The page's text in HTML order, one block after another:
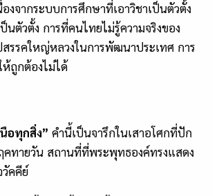
งจากระบบการศึกษาที่เอาวิชาเป็นตัวตั้ง
ป็นตัวตั้ง การที่คนไทยไม่รู้ความจริงของ
รรคใหญ่หลวงในการพัฒนาประเทศ การ
ห้ถูกต้องไม่ได้
อทุกสิ่ง” คำนี้เป็นจารึกในเสาอโศกที่ปัก
ทายวัน สถานที่ที่พระพุทธองค์ทรงแสดง
คคีย์